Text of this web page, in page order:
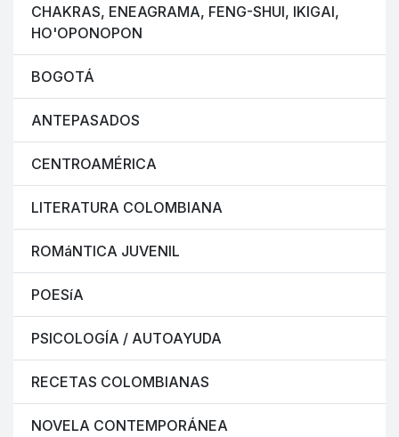
CHAKRAS, ENEAGRAMA, FENG-SHUI, IKIGAI,
HO'OPONOPON
BOGOTÁ
ANTEPASADOS
CENTROAMÉRICA
LITERATURA COLOMBIANA
ROMáNTICA JUVENIL
POESíA
PSICOLOGÍA / AUTOAYUDA
RECETAS COLOMBIANAS
NOVELA CONTEMPORÁNEA